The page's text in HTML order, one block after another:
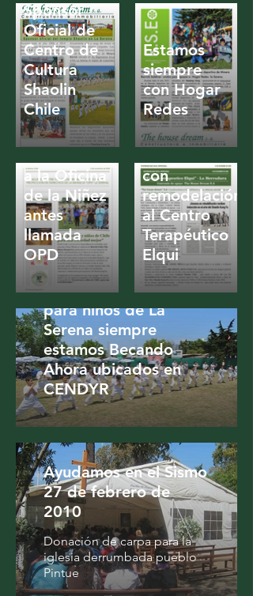
Sponsor
Oficial de
Centro de
Cultura
Shaolin
Chile
Estamos
siempre
con Hogar
Redes
10 Años
a la Oficina
de la Niñez
antes
llamada
OPD
con
remodelación
al Centro
Terapéutico
Elqui
Clases de Kung-fu
para niños de La
Serena siempre
estamos Becando
Ahora ubicados en
CENDYR
Ayudamos en el Sismo
27 de febrero de
2010
Donación de carpa para la
iglesia derrumbada pueblo
Pintue